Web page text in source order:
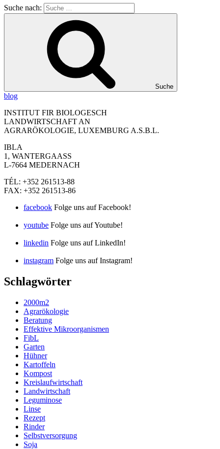
Suche nach:
Suche
blog
INSTITUT FIR BIOLOGESCH
LANDWIRTSCHAFT AN
AGRARÖKOLOGIE, LUXEMBURG A.S.B.L.
IBLA
1, WANTERGAASS
L-7664 MEDERNACH
TÉL: +352 261513-88
FAX: +352 261513-86
facebook Folge uns auf Facebook!
youtube Folge uns auf Youtube!
linkedin Folge uns auf LinkedIn!
instagram Folge uns auf Instagram!
Schlagwörter
2000m2
Agrarökologie
Beratung
Effektive Mikroorganismen
FibL
Garten
Hühner
Kartoffeln
Kompost
Kreislaufwirtschaft
Landwirtschaft
Leguminose
Linse
Rezept
Rinder
Selbstversorgung
Soja